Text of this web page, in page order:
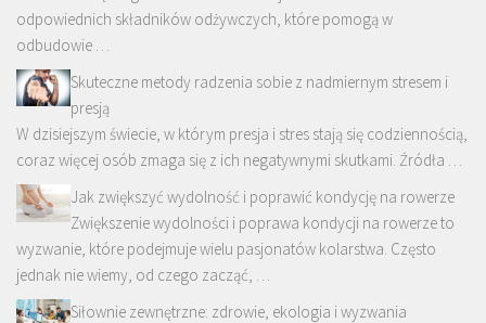
odpowiednich składników odżywczych, które pomogą w
odbudowie …
Skuteczne metody radzenia sobie z nadmiernym stresem i
presją
W dzisiejszym świecie, w którym presja i stres stają się codziennością,
coraz więcej osób zmaga się z ich negatywnymi skutkami. Źródła …
Jak zwiększyć wydolność i poprawić kondycję na rowerze
Zwiększenie wydolności i poprawa kondycji na rowerze to
wyzwanie, które podejmuje wielu pasjonatów kolarstwa. Często
jednak nie wiemy, od czego zacząć, …
Siłownie zewnętrzne: zdrowie, ekologia i wyzwania